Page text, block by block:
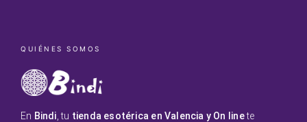
QUIÉNES SOMOS
En Bindi , tu tienda esotérica en Valencia y On linete